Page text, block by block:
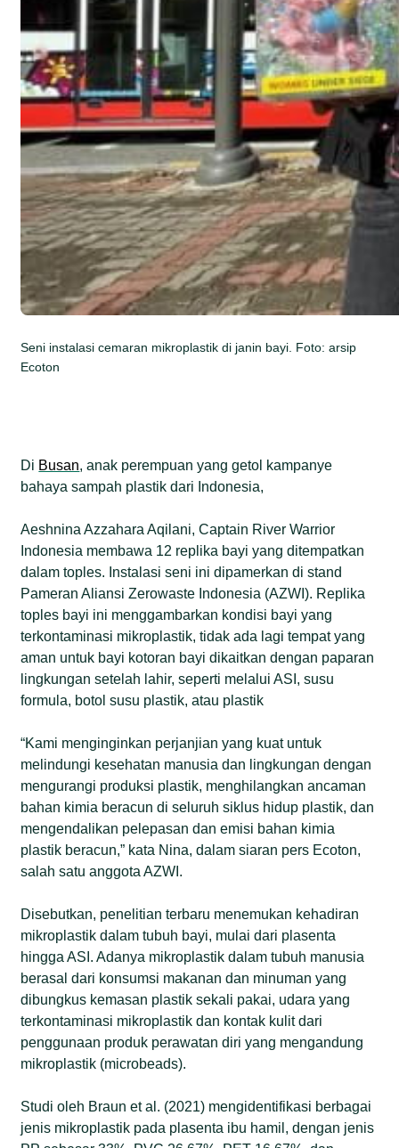
Seni instalasi cemaran mikroplastik di janin bayi. Foto: arsip
Ecoton
Di Busan, anak perempuan yang getol kampanye
bahaya sampah plastik dari Indonesia,
Aeshnina Azzahara Aqilani, Captain River Warrior
Indonesia membawa 12 replika bayi yang ditempatkan
dalam toples. Instalasi seni ini dipamerkan di stand
Pameran Aliansi Zerowaste Indonesia (AZWI). Replika
toples bayi ini menggambarkan kondisi bayi yang
terkontaminasi mikroplastik, tidak ada lagi tempat yang
aman untuk bayi kotoran bayi dikaitkan dengan paparan
lingkungan setelah lahir, seperti melalui ASI, susu
formula, botol susu plastik, atau plastik
“Kami menginginkan perjanjian yang kuat untuk
melindungi kesehatan manusia dan lingkungan dengan
mengurangi produksi plastik, menghilangkan ancaman
bahan kimia beracun di seluruh siklus hidup plastik, dan
mengendalikan pelepasan dan emisi bahan kimia
plastik beracun,” kata Nina, dalam siaran pers Ecoton,
salah satu anggota AZWI.
Disebutkan, penelitian terbaru menemukan kehadiran
mikroplastik dalam tubuh bayi, mulai dari plasenta
hingga ASI. Adanya mikroplastik dalam tubuh manusia
berasal dari konsumsi makanan dan minuman yang
dibungkus kemasan plastik sekali pakai, udara yang
terkontaminasi mikroplastik dan kontak kulit dari
penggunaan produk perawatan diri yang mengandung
mikroplastik (microbeads).
Studi oleh Braun et al. (2021) mengidentifikasi berbagai
jenis mikroplastik pada plasenta ibu hamil, dengan jenis